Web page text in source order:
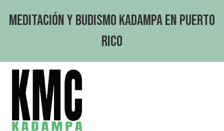
Meditación y Budismo Kadampa en Puerto
Rico